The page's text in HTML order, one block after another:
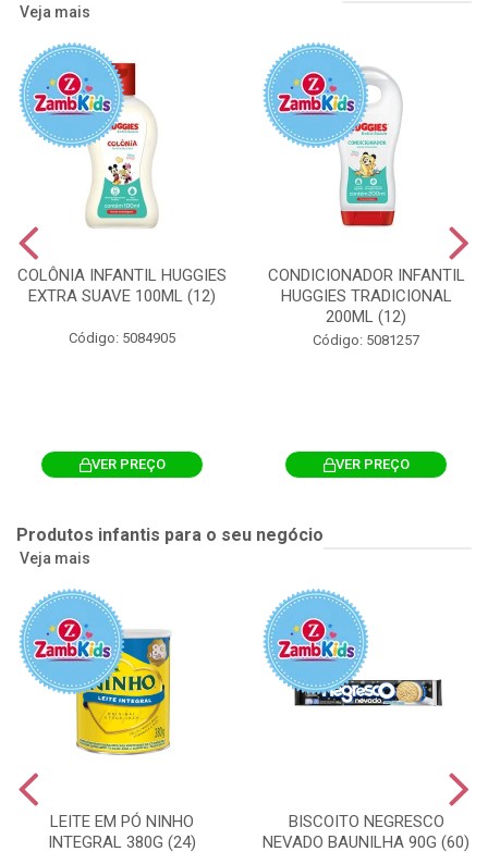
Veja mais
COLÔNIA INFANTIL HUGGIES
EXTRA SUAVE 100ML (12)
Código: 5084905
VER PREÇO
CONDICIONADOR INFANTIL
HUGGIES TRADICIONAL
200ML (12)
Código: 5081257
VER PREÇO
Produtos infantis para o seu negócio
Veja mais
LEITE EM PÓ NINHO
INTEGRAL 380G (24)
BISCOITO NEGRESCO
NEVADO BAUNILHA 90G (60)